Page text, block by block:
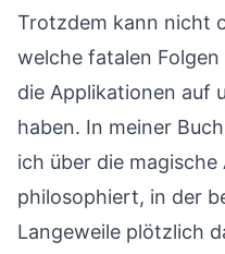
Trotzdem kann nicht
welche fatalen
die Applikationen auf
haben. In meiner
ich über die magische
philosophiert, in der
Langeweile plötzlich